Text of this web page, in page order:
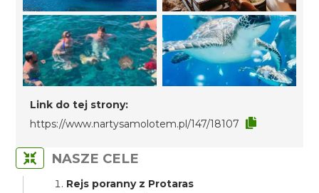
Link do tej strony:
https://www.nartysamolotem.pl/147/18107
NASZE CELE
Rejs poranny z Protaras